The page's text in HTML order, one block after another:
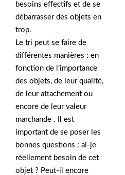
besoins effectifs et de se
débarrasser des objets en
trop.
Le tri peut se faire de
différentes manières : en
fonction de l’importance
des objets, de leur qualité,
de leur attachement ou
encore de leur valeur
marchande . Il est
important de se poser les
bonnes questions : ai-je
réellement besoin de cet
objet ? Peut-il encore